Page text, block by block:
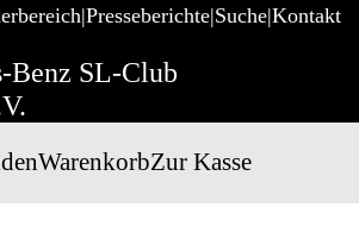
Presseberichte Suche Kontakt
Benz SL-Club
WarenkorbZur Kasse